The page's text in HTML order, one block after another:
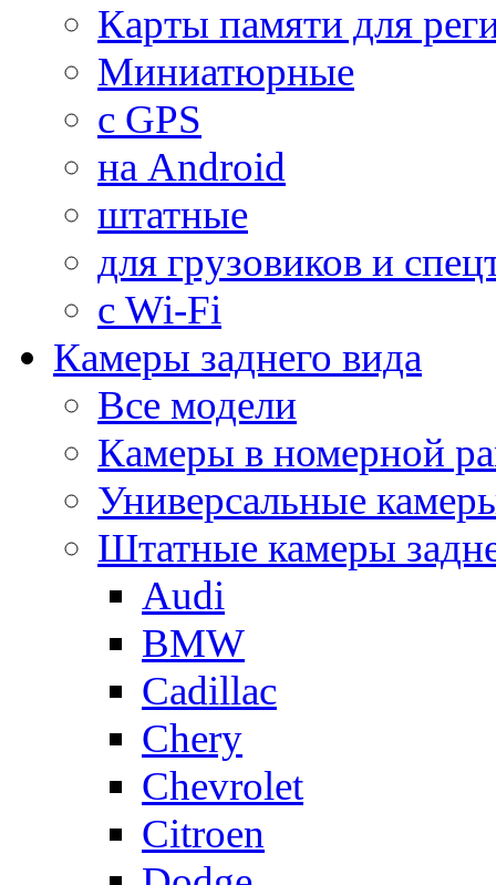
Карты памяти для
Миниатюрные
с GPS
на Android
штатные
для грузовиков и
с Wi-Fi
Камеры заднего вида
Все модели
Камеры в номерной
Универсальные
Штатные камеры
Audi
BMW
Cadillac
Chery
Chevrolet
Citroen